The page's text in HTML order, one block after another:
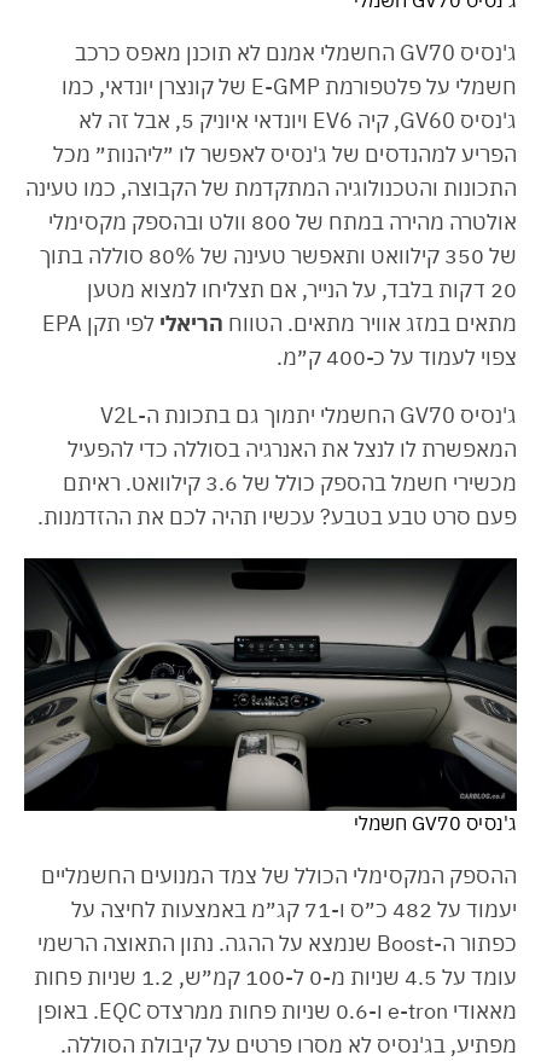
ג'נסיס GV70 החשמלי אמנם לא תוכנן מאפס כרכב
חשמלי על פלטפורמת E-GMP של קונצרן יונדאי, כמו
ג'נסיס GV60, קיה EV6 ויונדאי איוניק 5, אבל זה לא
הפריע למהנדסים של ג'נסיס לאפשר לו ״ליהנות״ מכל
התכונות והטכנולוגיה המתקדמת של הקבוצה, כמו טעינה
אולטרה מהירה במתח של 800 וולט ובהספק מקסימלי
של 350 קילוואט ותאפשר טעינה של 80% סוללה בתוך
20 דקות בלבד, על הנייר, אם תצליחו למצוא מטען
מתאים במזג אוויר מתאים. הטווח הריאלי
לפי תקן EPA
צפוי לעמוד על כ-400 ק״מ.
ג'נסיס GV70 החשמלי יתמוך גם בתכונת ה-V2L
המאפשרת לו לנצל את האנרגיה בסוללה כדי להפעיל
מכשירי חשמל בהספק כולל של 3.6 קילוואט. ראיתם
פעם סרט טבע בטבע? עכשיו תהיה לכם את ההזדמנות.
ג'נסיס GV70 חשמלי
ההספק המקסימלי הכולל של צמד המנועים החשמליים
יעמוד על 482 כ״ס ו-71 קג״מ באמצעות לחיצה על
כפתור ה-Boost שנמצא על ההגה. נתון התאוצה הרשמי
עומד על 4.5 שניות מ-0 ל-100 קמ״ש, 1.2 שניות פחות
מאאודי e-tron ו-0.6 שניות פחות ממרצדס EQC. באופן
מפתיע, בג'נסיס לא מסרו פרטים על קיבולת הסוללה.